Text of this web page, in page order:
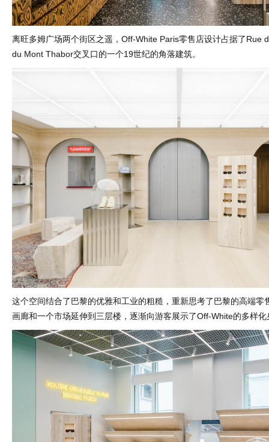
离旺多姆广场两个街区之遥，Off-White Paris零售店设计占据了Rue
du Mont Thabor交叉口的一个19世纪的角落建筑。
这个空间结合了巴黎的优雅和工业的粗糙，重新思考了巴黎的高端零
画廊和一个市场延伸到三层楼，逐渐向游客展示了Off-White的多样化